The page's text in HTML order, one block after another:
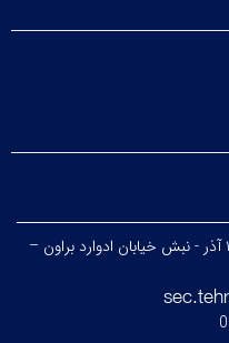
تهران - خیابان انقلاب - خیابان ۱۶ آذر - نبش خیابان ادوارد براون –